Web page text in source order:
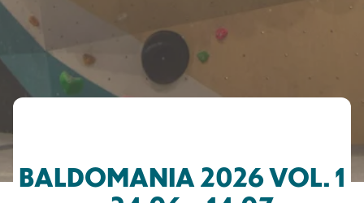
BALDOMANIA 2026 VOL. 1